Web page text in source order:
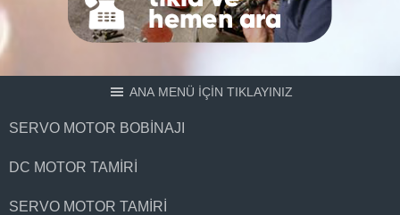
ANA MENÜ İÇİN TIKLAYINIZ
SERVO MOTOR BOBINAJI
DC MOTOR TAMIRI
SERVO MOTOR TAMIRI